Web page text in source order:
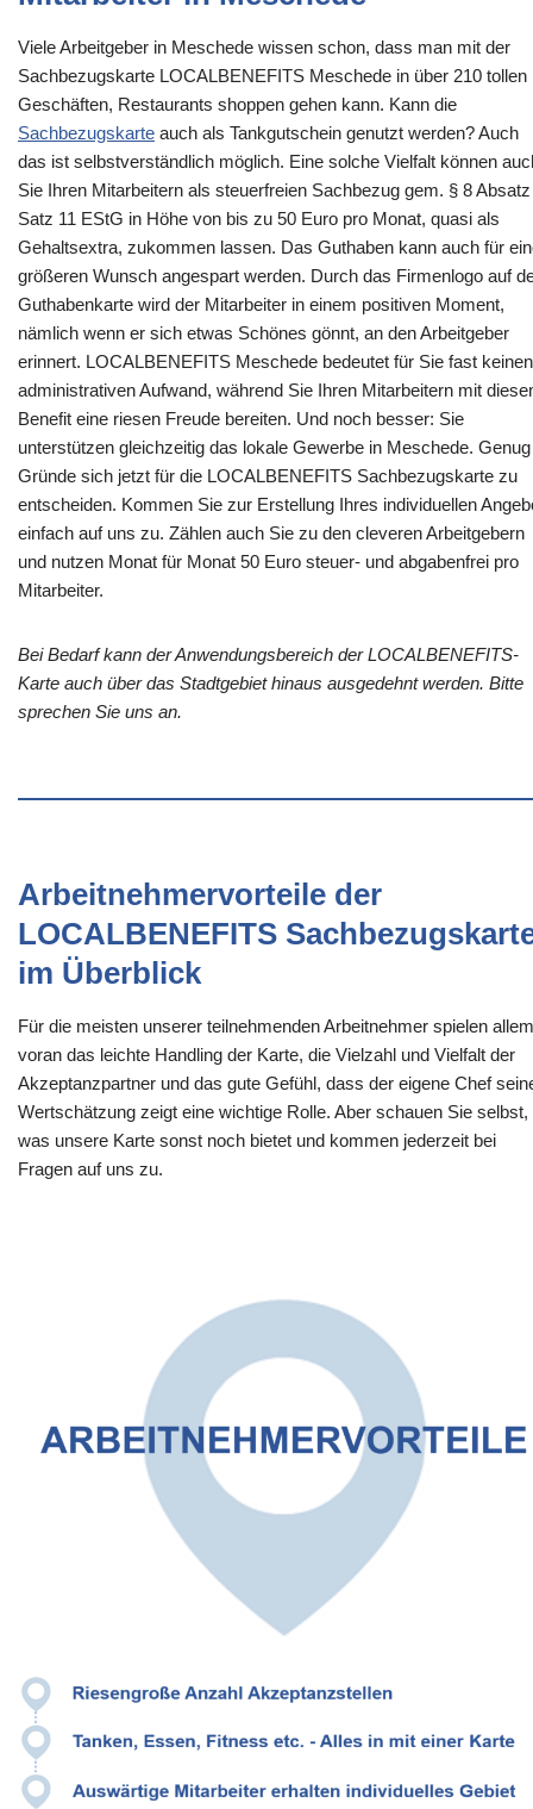
Viele Arbeitgeber in Meschede wissen schon, dass man mit der
Sachbezugskarte LOCALBENEFITS Meschede in über 210 tollen
Geschäften, Restaurants shoppen gehen kann. Kann die
Sachbezugskarte auch als Tankgutschein genutzt werden? Auch
das ist selbstverständlich möglich. Eine solche Vielfalt können
Sie Ihren Mitarbeitern als steuerfreien Sachbezug gem. § 8
Satz 11 EStG in Höhe von bis zu 50 Euro pro Monat, quasi als
Gehaltsextra, zukommen lassen. Das Guthaben kann auch für
größeren Wunsch angespart werden. Durch das Firmenlogo auf
Guthabenkarte wird der Mitarbeiter in einem positiven Moment,
nämlich wenn er sich etwas Schönes gönnt, an den Arbeitgeber
erinnert. LOCALBENEFITS Meschede bedeutet für Sie fast keinen
administrativen Aufwand, während Sie Ihren Mitarbeitern mit
Benefit eine riesen Freude bereiten. Und noch besser: Sie
unterstützen gleichzeitig das lokale Gewerbe in Meschede. Genug
Gründe sich jetzt für die LOCALBENEFITS Sachbezugskarte zu
entscheiden. Kommen Sie zur Erstellung Ihres individuellen
einfach auf uns zu. Zählen auch Sie zu den cleveren Arbeitgebern
und nutzen Monat für Monat 50 Euro steuer- und abgabenfrei pro
Mitarbeiter.
Bei Bedarf kann der Anwendungsbereich der LOCALBENEFITS-
Karte auch über das Stadtgebiet hinaus ausgedehnt werden. Bitte
sprechen Sie uns an.
Arbeitnehmervorteile der
LOCALBENEFITS
im Überblick
Für die meisten unserer teilnehmenden Arbeitnehmer spielen allem
voran das leichte Handling der Karte, die Vielzahl und Vielfalt der
Akzeptanzpartner und das gute Gefühl, dass der eigene Chef
Wertschätzung zeigt eine wichtige Rolle. Aber schauen Sie selbst,
was unsere Karte sonst noch bietet und kommen jederzeit bei
Fragen auf uns zu.